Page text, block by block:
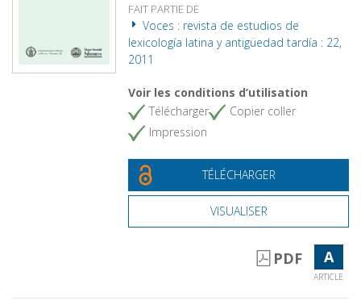
FAIT PARTIE DE
Voces : revista de estudios de
lexicología latina y antigüedad tardía : 22,
2011
Voir les conditions d’utilisation
Télécharger
Copier coller
Impression
TÉLÉCHARGER
VISUALISER
PDF A
ARTICLE